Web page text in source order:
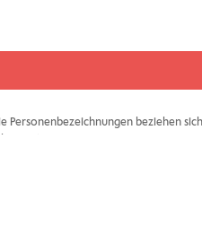
Personenbezeichnungen beziehen